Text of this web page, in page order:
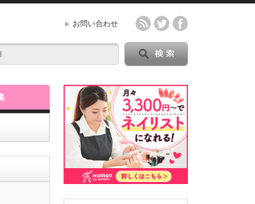
お問い合わせ